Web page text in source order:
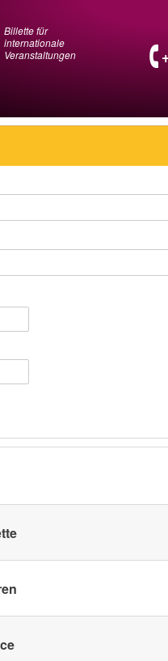
Billette für
internationale
Veranstaltungen